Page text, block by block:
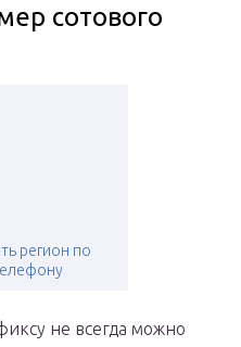
сотового
регион по
не всегда можно